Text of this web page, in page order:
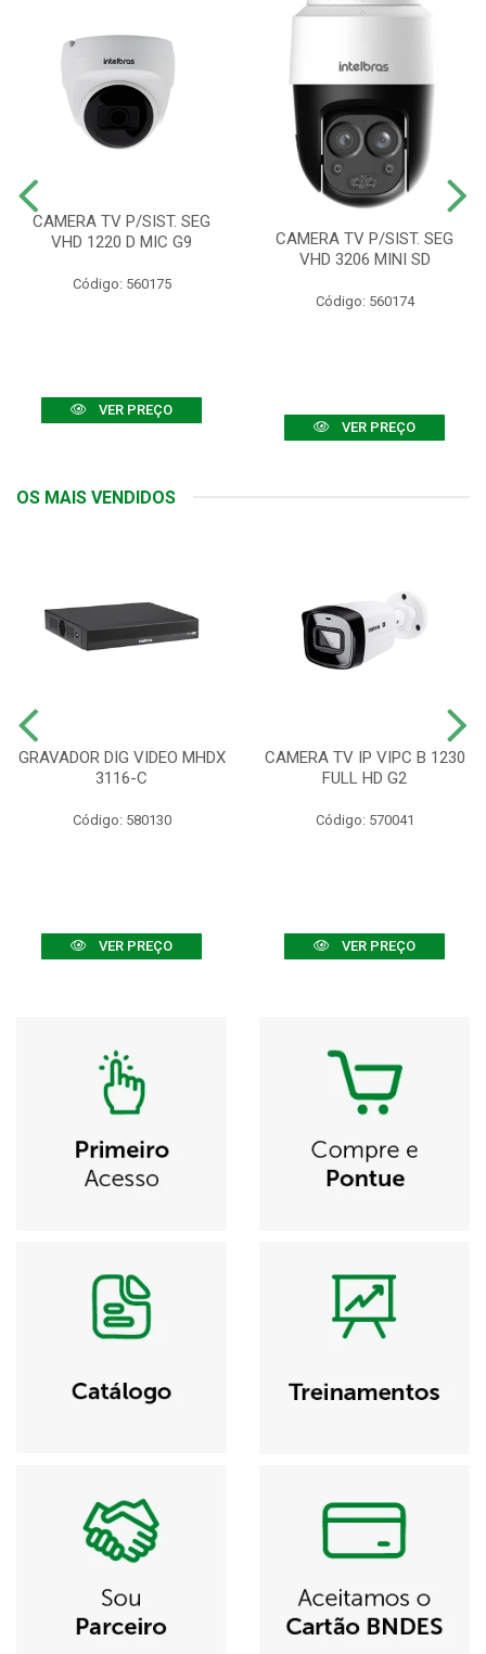
CAMERA TV P/SIST. SEG
VHD 1220 D MIC G9
Código: 560175
VER PREÇO
CAMERA TV P/SIST. SEG
VHD 3206 MINI SD
Código: 560174
VER PREÇO
OS MAIS VENDIDOS
GRAVADOR DIG VIDEO MHDX
3116-C
Código: 580130
VER PREÇO
CAMERA TV IP VIPC B 1230
FULL HD G2
Código: 570041
VER PREÇO